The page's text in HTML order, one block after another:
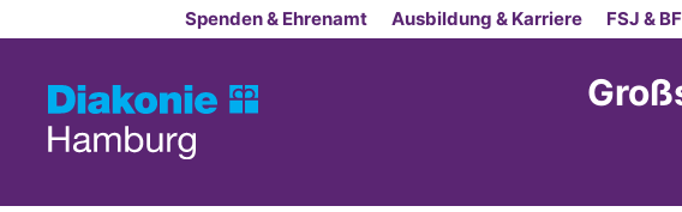
Zum Inhalt springenSpenden & Ehrenamt Ausbildung & Karriere FSJ &